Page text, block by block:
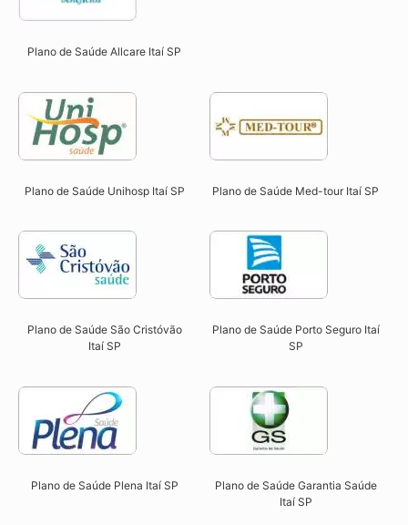
Plano de Saúde Allcare Itaí SP​
Plano de Saúde Unihosp Itaí SP​ Plano de Saúde Med-tour Itaí SP​
Plano de Saúde São Cristóvão
Itaí SP​
Plano de Saúde Porto Seguro Itaí
SP​
Plano de Saúde Plena Itaí SP​
Plano de Saúde Garantia Saúde
Itaí SP​